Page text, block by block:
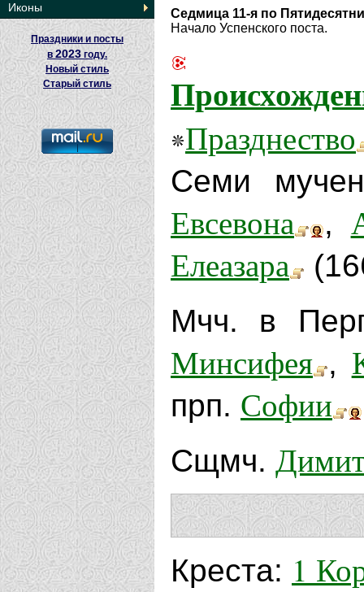
Иконы
Праздники и посты
в2023 году.
Новый стиль
Старый стиль
Седмица 11-я по
Начало Успенского поста.
Празднество
Семи
Евсевона ,
Елеазара
Мчч. в
Минсифея ,
прп. Софии
Сщмч.
Креста: 1